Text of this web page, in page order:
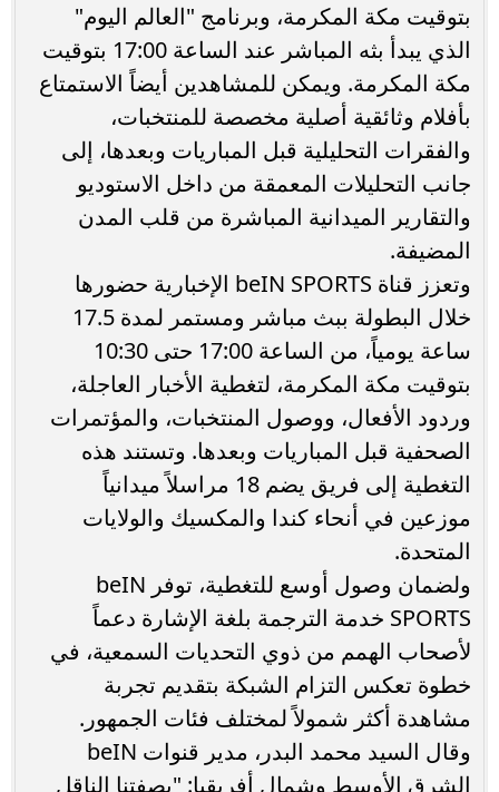
بتوقيت مكة المكرمة، وبرنامج "العالم اليوم"
الذي يبدأ بثه المباشر عند الساعة 17:00 بتوقيت
مكة المكرمة. ويمكن للمشاهدين أيضاً الاستمتاع
بأفلام وثائقية أصلية مخصصة للمنتخبات،
والفقرات التحليلية قبل المباريات وبعدها، إلى
جانب التحليلات المعمقة من داخل الاستوديو
والتقارير الميدانية المباشرة من قلب المدن
المضيفة.
وتعزز قناة beIN SPORTS الإخبارية حضورها
خلال البطولة ببث مباشر ومستمر لمدة 17.5
ساعة يومياً، من الساعة 17:00 حتى 10:30
بتوقيت مكة المكرمة، لتغطية الأخبار العاجلة،
وردود الأفعال، ووصول المنتخبات، والمؤتمرات
الصحفية قبل المباريات وبعدها. وتستند هذه
التغطية إلى فريق يضم 18 مراسلاً ميدانياً
موزعين في أنحاء كندا والمكسيك والولايات
المتحدة.
ولضمان وصول أوسع للتغطية، توفر beIN
SPORTS خدمة الترجمة بلغة الإشارة دعماً
لأصحاب الهمم من ذوي التحديات السمعية، في
خطوة تعكس التزام الشبكة بتقديم تجربة
مشاهدة أكثر شمولاً لمختلف فئات الجمهور.
وقال السيد محمد البدر، مدير قنوات beIN
الشرق الأوسط وشمال أفريقيا: "بصفتنا الناقل